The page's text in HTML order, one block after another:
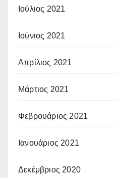
Ιούλιος 2021
Ιούνιος 2021
Απρίλιος 2021
Μάρτιος 2021
Φεβρουάριος 2021
Ιανουάριος 2021
Δεκέμβριος 2020